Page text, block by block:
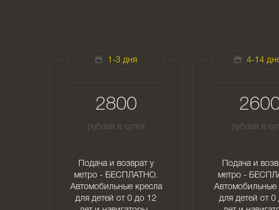
1-3 дня
2800
рублей в сутки
Подача и возврат у
метро - БЕСПЛАТНО.
Автомобильные кресла
для детей от 0 до 12
4-14
рублей в
Подача и
метро -
Автомобильные
для детей от 0